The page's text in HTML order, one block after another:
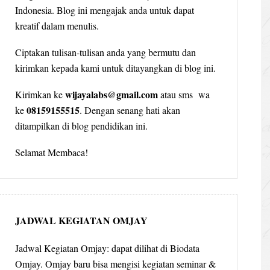
Indonesia. Blog ini mengajak anda untuk dapat
kreatif dalam menulis.
Ciptakan tulisan-tulisan anda yang bermutu dan
kirimkan kepada kami untuk ditayangkan di blog ini.
Kirimkan kewijayalabs@gmail.comatau sms wa
ke08159155515. Dengan senang hati akan
ditampilkan di blog pendidikan ini.
Selamat Membaca!
JADWAL KEGIATAN OMJAY
Jadwal Kegiatan Omjay: dapat dilihat di Biodata
Omjay. Omjay baru bisa mengisi kegiatan seminar &